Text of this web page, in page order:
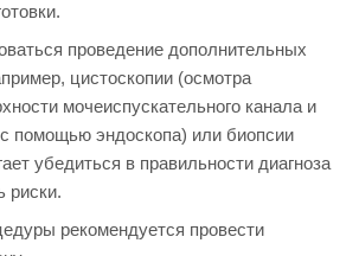
проведение дополнительных
цистоскопии (осмотра
мочеиспускательного канала и
помощью эндоскопа) или биопсии
убедиться в правильности диагноза
риски.
рекомендуется провести